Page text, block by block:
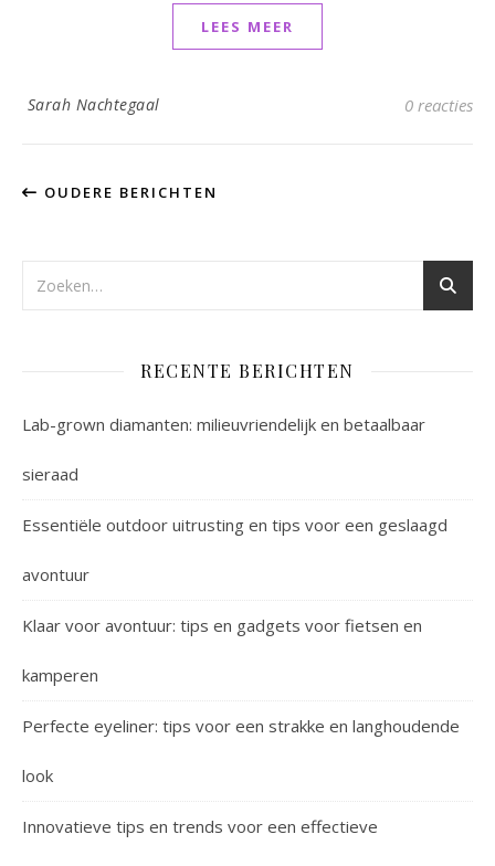
LEES MEER
Sarah Nachtegaal 0 reacties
OUDERE BERICHTEN
RECENTE BERICHTEN
Lab-grown diamanten: milieuvriendelijk en betaalbaar
sieraad
Essentiële outdoor uitrusting en tips voor een geslaagd
avontuur
Klaar voor avontuur: tips en gadgets voor fietsen en
kamperen
Perfecte eyeliner: tips voor een strakke en langhoudende
look
Innovatieve tips en trends voor een effectieve